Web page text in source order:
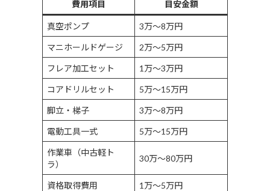
費用項目 目安金額
真空ポンプ 3万〜8万円
マニホールドゲージ 2万〜5万円
フレア加工セット 1万〜3万円
コアドリルセット 5万〜15万円
脚立・梯子 3万〜8万円
電動工具一式 5万〜15万円
作業車（中古軽ト
ラ）
30万〜80万円
資格取得費用 1万〜5万円